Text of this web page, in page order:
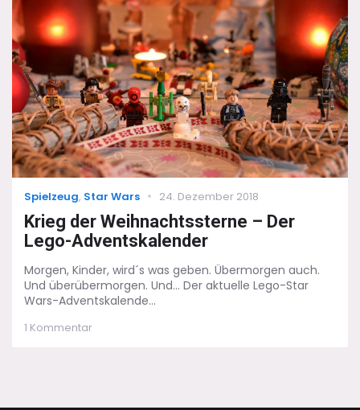
ohne
Krieg
Categories
Spielzeug, Star Wars
Posted
24. Dezember 2018
Krieg der Weihnachtssterne – Der
Lego-Adventskalender
Morgen, Kinder, wird´s was geben. Übermorgen auch.
Und überübermorgen. Und... Der aktuelle Lego-Star
Wars-Adventskalende...
1 Kommentarzu